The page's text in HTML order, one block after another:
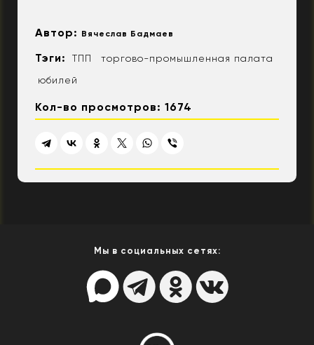
Автор: Вячеслав Бадмаев
Тэги: ТПП
торгово-промышленная палата
юбилей
Кол-во просмотров: 1674
Мы в социальных сетях: